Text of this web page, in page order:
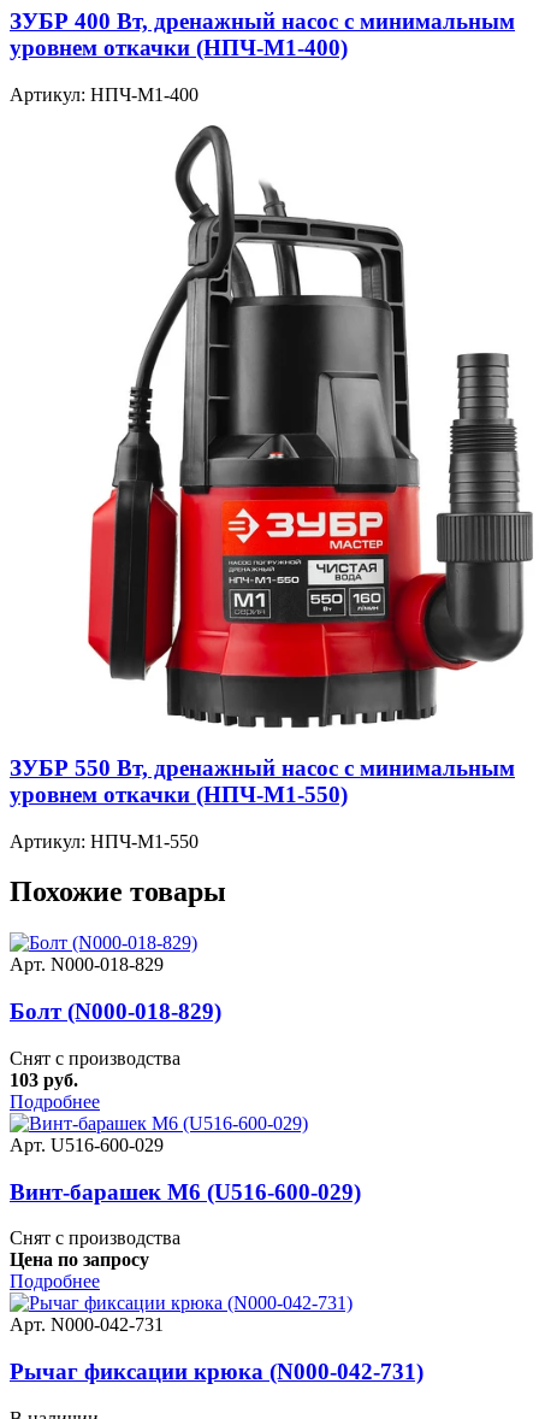
ЗУБР 400 Вт, дренажный насос с минимальным
уровнем откачки (НПЧ-М1-400)
Артикул: НПЧ-М1-400
ЗУБР 550 Вт, дренажный насос с минимальным
уровнем откачки (НПЧ-М1-550)
Артикул: НПЧ-М1-550
Похожие товары
Арт. N000-018-829
Болт (N000-018-829)
Снят с производства
103 руб.
Подробнее
Арт. U516-600-029
Винт-барашек M6 (U516-600-029)
Снят с производства
Цена по запросу
Подробнее
Арт. N000-042-731
Рычаг фиксации крюка (N000-042-731)